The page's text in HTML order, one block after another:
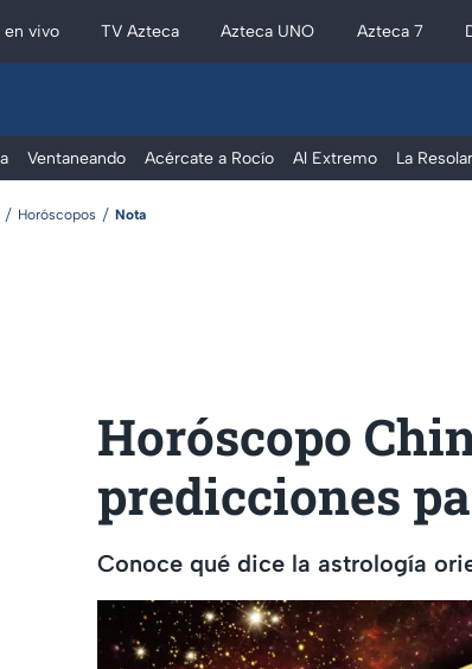
en vivo TV Azteca Azteca UNO Azteca 7
Ventaneando Acércate a Rocío Al Extremo La
Horóscopos Nota
Horóscopo
predicciones
Conoce qué dice la astrología